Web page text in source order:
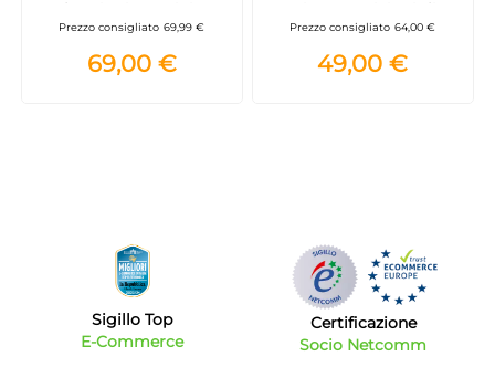
126x45cm
Prezzo consigliato 69,99 €
69,00 €
altezza, Porta caldaia,
Piano porta biancheria
Prezzo consigliato 64,00 €
49,00 €
Sigillo Top
E-Commerce
Certificazione
Socio Netcomm